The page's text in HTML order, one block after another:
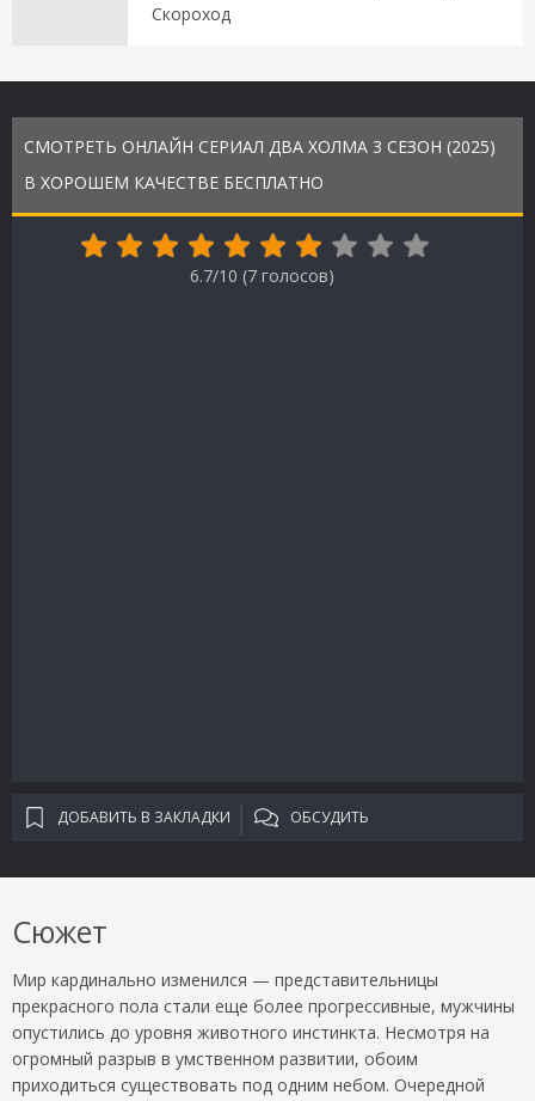
Скороход
СМОТРЕТЬ ОНЛАЙН СЕРИАЛ ДВА ХОЛМА 3 СЕЗОН (2025)
В ХОРОШЕМ КАЧЕСТВЕ БЕСПЛАТНО
6.7/10 (7голосов)
ДОБАВИТЬ В ЗАКЛАДКИ ОБСУДИТЬ
Сюжет
Мир кардинально изменился — представительницы
прекрасного пола стали еще более прогрессивные, мужчины
опустились до уровня животного инстинкта. Несмотря на
огромный разрыв в умственном развитии, обоим
приходиться существовать под одним небом. Очередной